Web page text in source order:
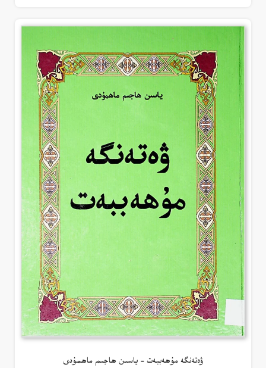
ۋەتەنگە مۇھەببەت – ياسىن ھاجىم ماھمۇدى